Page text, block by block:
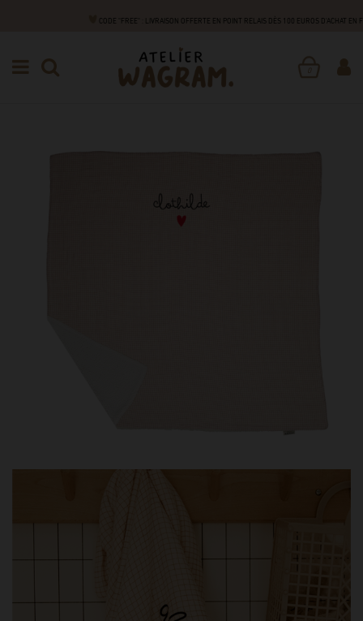
CODE "FREE" : LIVRAISON OFFERTE EN POINT RELAIS DÈS 100 EUROS D'ACHAT EN